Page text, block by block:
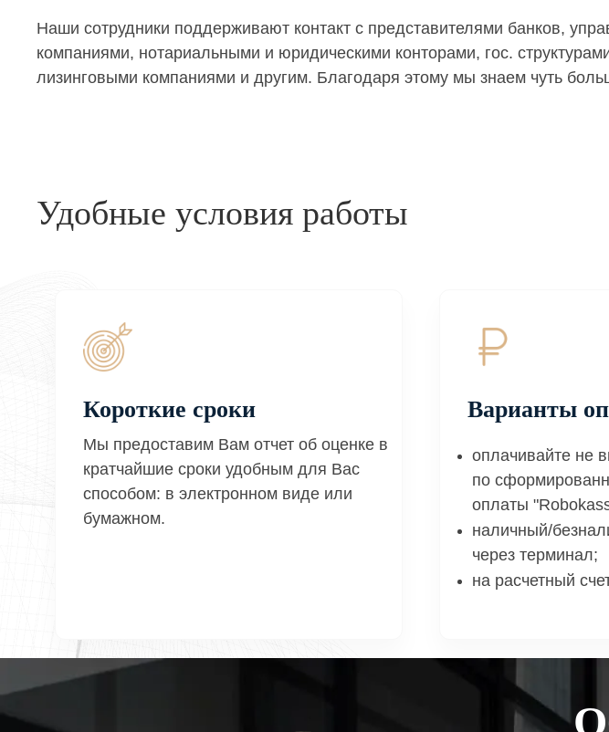
Наши сотрудники поддерживают контакт с представителями банков,
компаниями, нотариальными и юридическими конторами, гос.
лизинговыми компаниями и другим. Благодаря этому мы знаем чуть
Удобные условия работы
Короткие сроки
Мы предоставим Вам отчет об оценке в
кратчайшие сроки удобным для Вас
способом: в электронном виде или
бумажном.
Варианты
оплачивайте не
по
оплаты
наличный/
через терминал;
на расчетный